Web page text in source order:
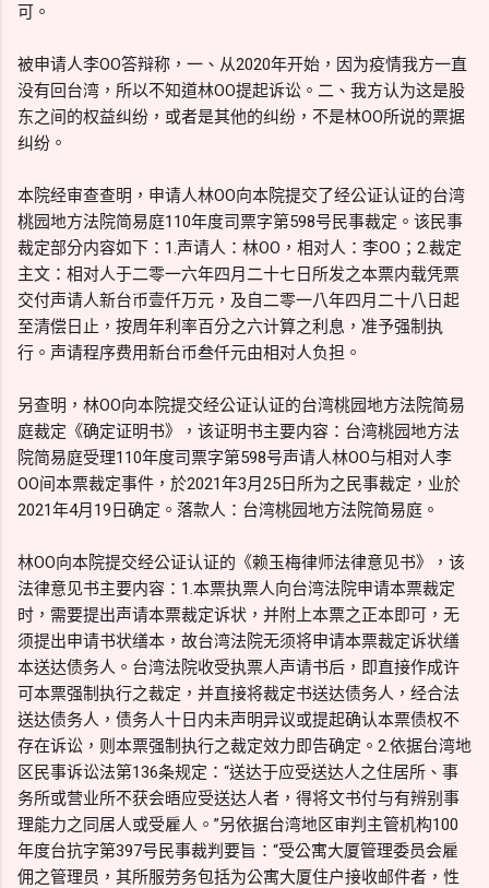
可。
被申请人李OO答辩称，一、从2020年开始，因为疫情我方一直
没有回台湾，所以不知道林OO提起诉讼。二、我方认为这是股
东之间的权益纠纷，或者是其他的纠纷，不是林OO所说的票据
纠纷。
本院经审查查明，申请人林OO向本院提交了经公证认证的台湾
桃园地方法院简易庭110年度司票字第598号民事裁定。该民事
裁定部分内容如下：1.声请人：林OO，相对人：李OO；2.裁定
主文：相对人于二零一六年四月二十七日所发之本票内载凭票
交付声请人新台币壹仟万元，及自二零一八年四月二十八日起
至清偿日止，按周年利率百分之六计算之利息，准予强制执
行。声请程序费用新台币叁仟元由相对人负担。
另查明，林OO向本院提交经公证认证的台湾桃园地方法院简易
庭裁定《确定证明书》，该证明书主要内容：台湾桃园地方法
院简易庭受理110年度司票字第598号声请人林OO与相对人李
OO间本票裁定事件，於2021年3月25日所为之民事裁定，业於
2021年4月19日确定。落款人：台湾桃园地方法院简易庭。
林OO向本院提交经公证认证的《赖玉梅律师法律意见书》，该
法律意见书主要内容：1.本票执票人向台湾法院申请本票裁定
时，需要提出声请本票裁定诉状，并附上本票之正本即可，无
须提出申请书状缮本，故台湾法院无须将申请本票裁定诉状缮
本送达债务人。台湾法院收受执票人声请书后，即直接作成许
可本票强制执行之裁定，并直接将裁定书送达债务人，经合法
送达债务人，债务人十日内未声明异议或提起确认本票债权不
存在诉讼，则本票强制执行之裁定效力即告确定。2.依据台湾地
区民事诉讼法第136条规定：“送达于应受送达人之住居所、事
务所或营业所不获会晤应受送达人者，得将文书付与有辨别事
理能力之同居人或受雇人。”另依据台湾地区审判主管机构100
年度台抗字第397号民事裁判要旨：“受公寓大厦管理委员会雇
佣之管理员，其所服劳务包括为公寓大厦住户接收邮件者，性